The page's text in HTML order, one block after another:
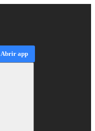
Abrir app